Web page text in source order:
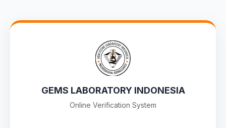
GEMS LABORATORY INDONESIA
Online Verification System